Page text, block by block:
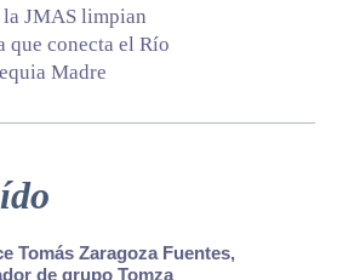
la JMAS limpian
que conecta el Río
Madre
Tomás Zaragoza Fuentes,
de grupo Tomza